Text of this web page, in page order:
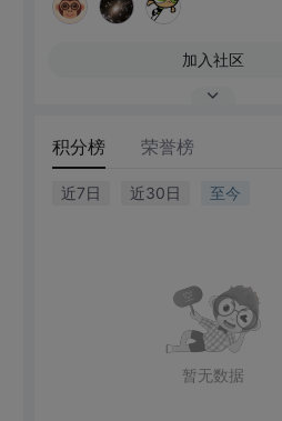
加入社区
积分榜 荣誉榜
近7日 近30日 至今
暂无数据